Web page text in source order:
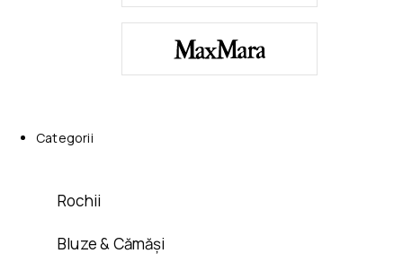
Categorii
Rochii
Bluze & Cămăși